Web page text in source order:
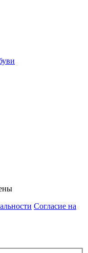
Согласие на